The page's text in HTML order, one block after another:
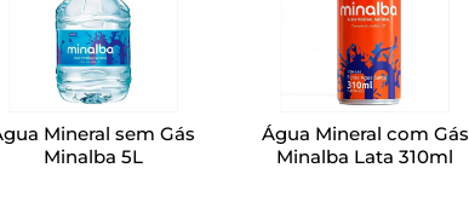
Mineral sem Gás
Minalba 5L
Água Mineral com Gás
Minalba Lata 310ml